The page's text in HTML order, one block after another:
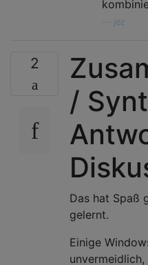
jez
2
/
Das hat Spaß
gelernt.
Einige
unvermeidlich,